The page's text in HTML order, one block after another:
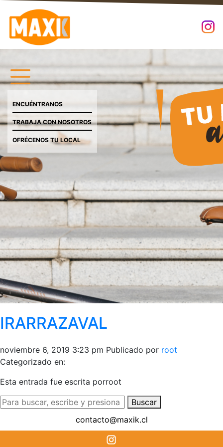
ENCUÉNTRANOS
TRABAJA CON NOSOTROS
OFRÉCENOS TU LOCAL
IRARRAZAVAL
noviembre 6, 2019 3:23 pm Publicado por root
Categorizado en:
Esta entrada fue escrita porroot
Buscar
contacto@maxik.cl